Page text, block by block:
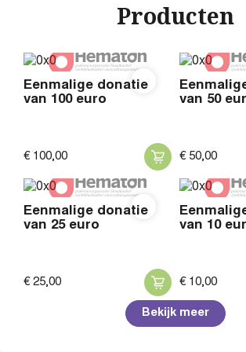
Producten
Eenmalige donatie
van 100 euro
€ 100,00
van 50
€ 50,00
Eenmalige donatie
van 25 euro
€ 25,00
van 10
€ 10,00
Bekijk meer